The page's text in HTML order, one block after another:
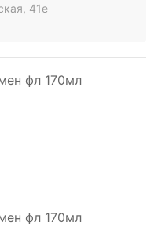
41е
фл 170мл
фл 170мл